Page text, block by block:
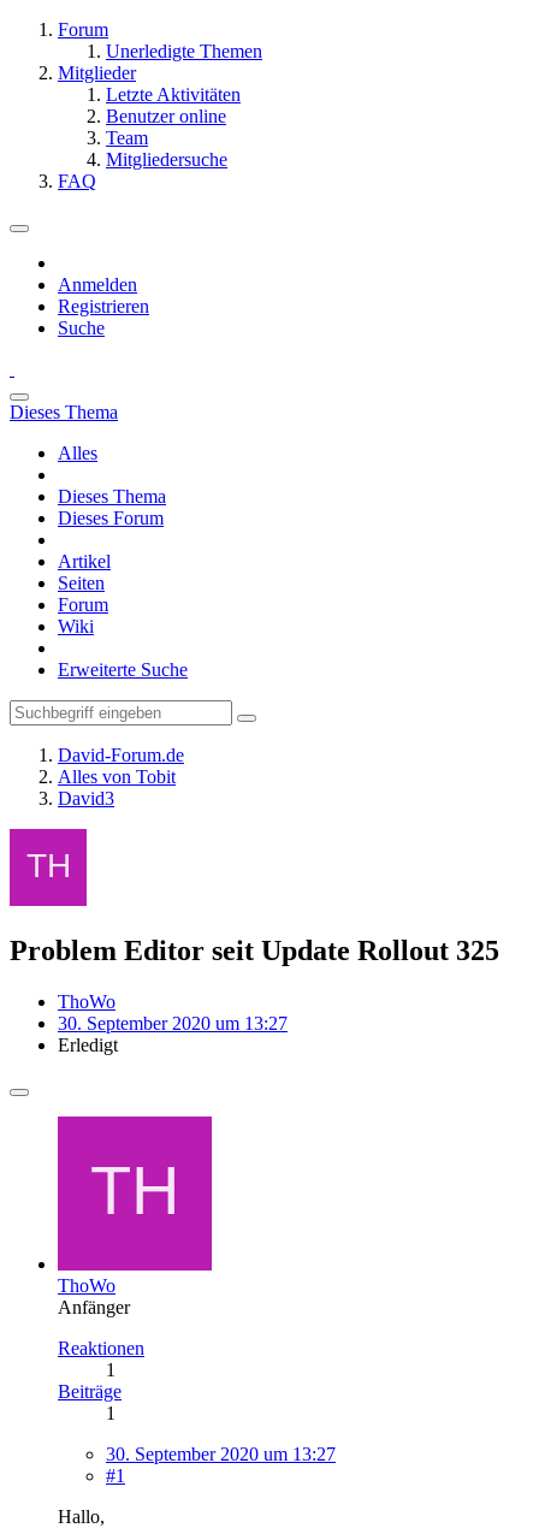
Forum
Unerledigte Themen
Mitglieder
Letzte Aktivitäten
Benutzer online
Team
Mitgliedersuche
FAQ
Anmelden
Registrieren
Suche
Dieses Thema
Alles
Dieses Thema
Dieses Forum
Artikel
Seiten
Forum
Wiki
Erweiterte Suche
David-Forum.de
Alles von Tobit
David3
Problem Editor seit Update Rollout 325
ThoWo
30. September 2020 um 13:27
Erledigt
ThoWo
Anfänger
Reaktionen
1
Beiträge
1
30. September 2020 um 13:27
#1
Hallo,